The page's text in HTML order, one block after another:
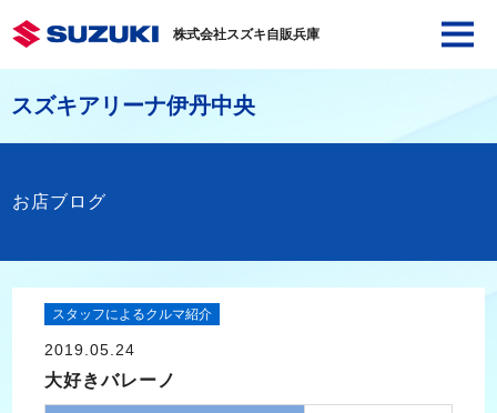
株式会社スズキ自販兵庫
スズキアリーナ伊丹中央
お店ブログ
スタッフによるクルマ紹介
2019.05.24
大好きバレーノ